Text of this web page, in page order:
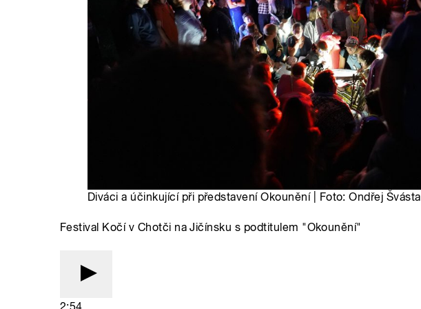
Diváci a účinkující při představení Okounění | Foto: Ondřej Švásta
Festival Kočí v Chotči na Jičínsku s podtitulem "Okounění"